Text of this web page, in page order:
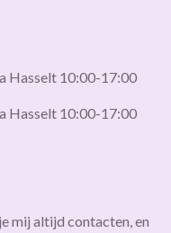
Hasselt 10:00-17:00
Hasselt 10:00-17:00
mij altijd contacten, en